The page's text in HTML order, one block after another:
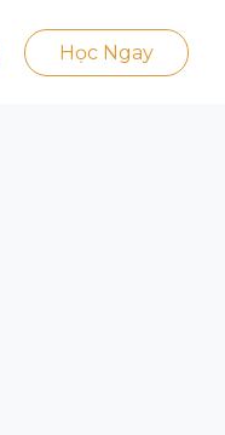
Học Ngay